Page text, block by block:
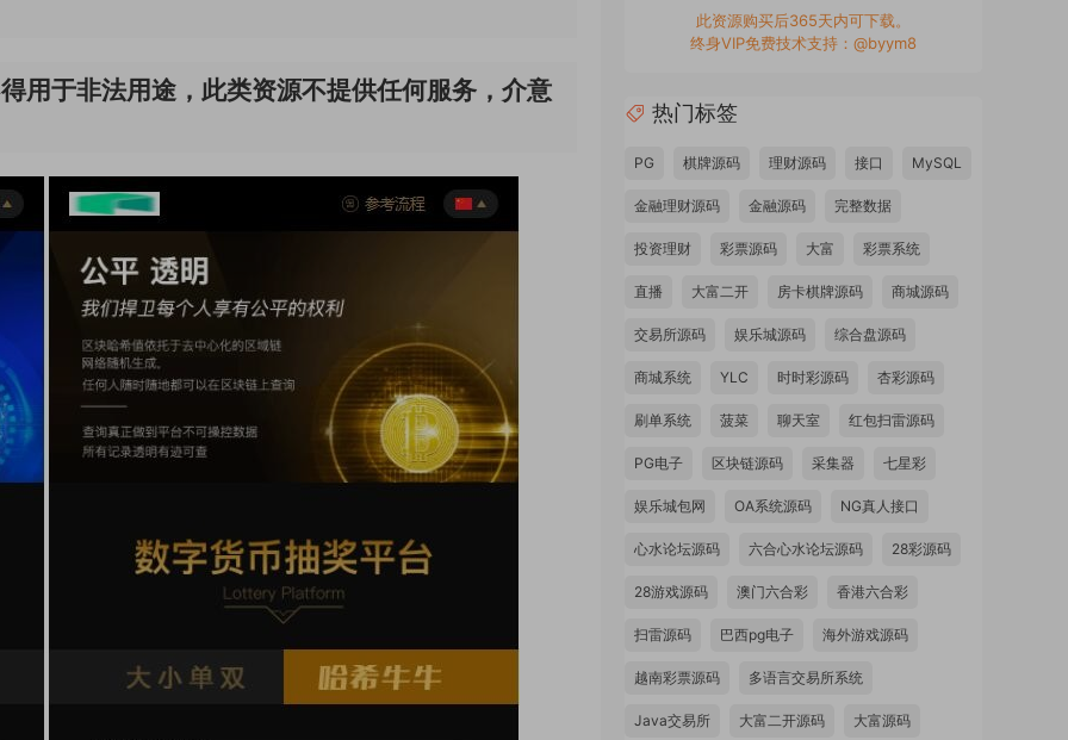
用于非法用途，此类资源不提供任何服务，介意
此资源购买后365天内可下载。
终身VIP免费技术支持：@byym8
热门标签
PG 棋牌源码 理财源码 接口 MySQL
金融理财源码 金融源码 完整数据
投资理财 彩票源码 大富 彩票系统
直播 大富二开 房卡棋牌源码 商城源码
交易所源码 娱乐城源码 综合盘源码
商城系统 YLC 时时彩源码 杏彩源码
刷单系统 菠菜 聊天室 红包扫雷源码
PG电子 区块链源码 采集器 七星彩
娱乐城包网 OA系统源码 NG真人接口
心水论坛源码 六合心水论坛源码 28彩源码
28游戏源码 澳门六合彩 香港六合彩
扫雷源码 巴西pg电子 海外游戏源码
越南彩票源码 多语言交易所系统
Java交易所 大富二开源码 大富源码